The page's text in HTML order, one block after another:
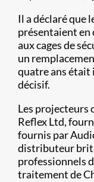
Il a déclaré que
présentaient en
aux cages de
un
quatre ans
décisif.
Les projecteurs
Reflex Ltd,
fournis par
distributeur
professionnels
traitement de